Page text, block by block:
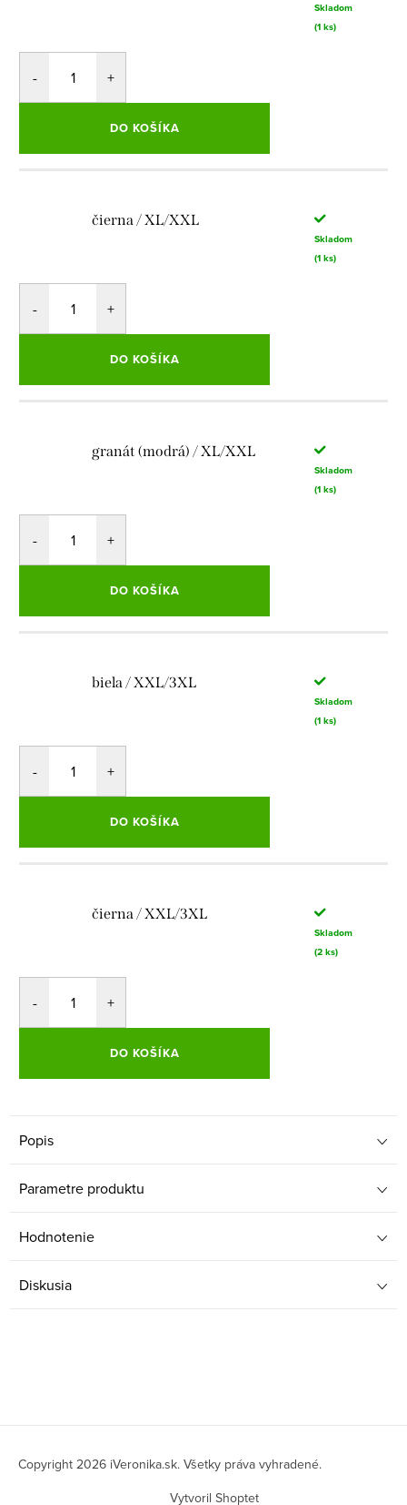
Skladom
(1 ks)
DO KOŠÍKA
čierna / XL/XXL
Skladom
(1 ks)
DO KOŠÍKA
granát (modrá) / XL/XXL
Skladom
(1 ks)
DO KOŠÍKA
biela / XXL/3XL
Skladom
(1 ks)
DO KOŠÍKA
čierna / XXL/3XL
Skladom
(2 ks)
DO KOŠÍKA
Popis
Parametre produktu
Hodnotenie
Diskusia
Vytvoril Shoptet
Copyright 2026 iVeronika.sk. Všetky práva vyhradené.